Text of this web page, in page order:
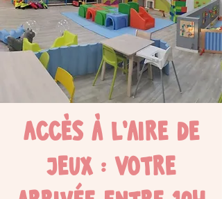
Accès à l'aire de
jeux : Votre